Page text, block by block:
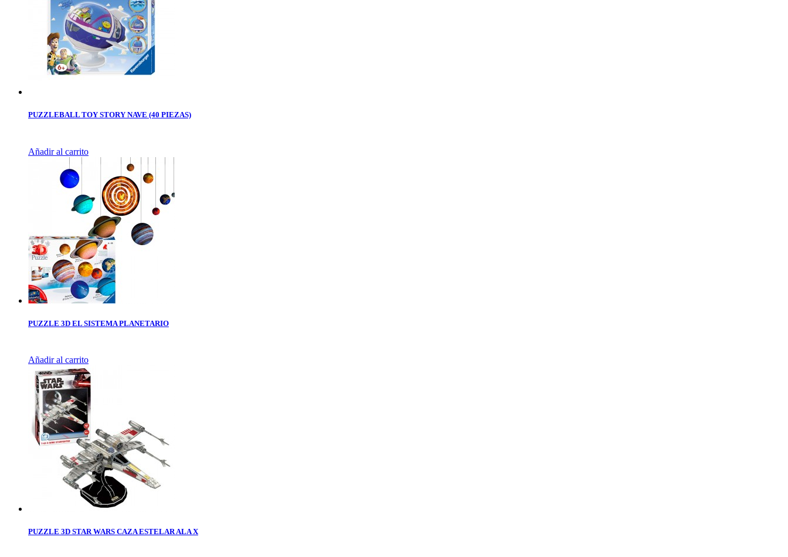
PUZZLEBALL TOY STORY NAVE (40 PIEZAS)
Añadir al carrito
PUZZLE 3D EL SISTEMA PLANETARIO
Añadir al carrito
PUZZLE 3D STAR WARS CAZA ESTELAR ALA X